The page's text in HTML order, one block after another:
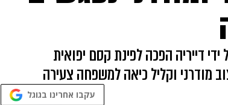
דייריה הפכה לפינת קסם יפואית
מודרני וקליל כיאה למשפחה צעירה
עקבו אחרינו בגוגל